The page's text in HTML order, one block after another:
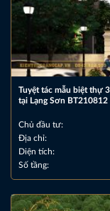
Tuyệt tác mẫu biệt thự
tại Lạng Sơn BT210812
Chủ đầu tư:
Địa chỉ:
Diện tích:
Số tầng: